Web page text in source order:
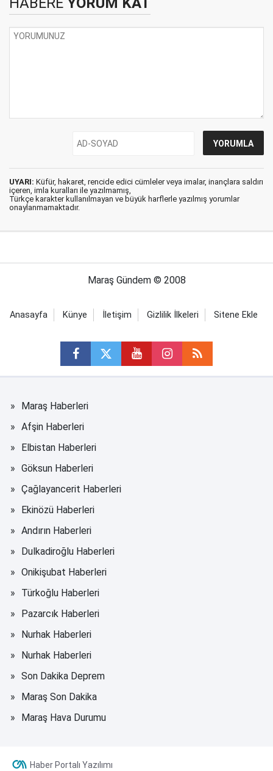
UYARI: Küfür, hakaret, rencide edici cümleler veya imalar, inançlara saldırı
içeren, imla kuralları ile yazılmamış,
Türkçe karakter kullanılmayan ve büyük harflerle yazılmış yorumlar
onaylanmamaktadır.
Maraş Gündem © 2008
Anasayfa Künye İletişim Gizlilik İlkeleri Sitene Ekle
Maraş Haberleri
Afşin Haberleri
Elbistan Haberleri
Göksun Haberleri
Çağlayancerit Haberleri
Ekinözü Haberleri
Andırın Haberleri
Dulkadiroğlu Haberleri
Onikişubat Haberleri
Türkoğlu Haberleri
Pazarcık Haberleri
Nurhak Haberleri
Nurhak Haberleri
Son Dakika Deprem
Maraş Son Dakika
Maraş Hava Durumu
Haber Portalı Yazılımı